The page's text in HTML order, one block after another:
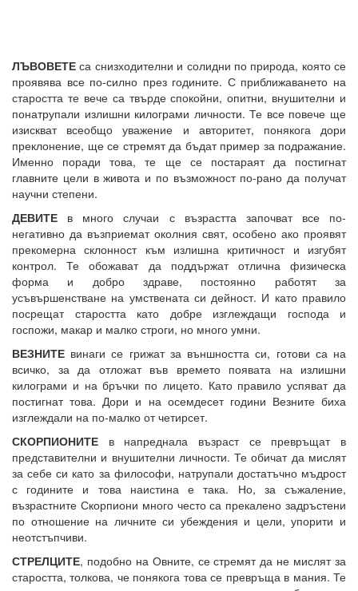
ЛЪВОВЕТЕ са снизходителни и солидни по природа, която се
проявява все по-силно през годините. С приближаването на
старостта те вече са твърде спокойни, опитни, внушителни и
понатрупали излишни килограми личности. Те все повече ще
изискват всеобщо уважение и авторитет, понякога дори
преклонение, ще се стремят да бъдат пример за подражание.
Именно поради това, те ще се постараят да постигнат
главните цели в живота и по възможност по-рано да получат
научни степени.
ДЕВИТЕ в много случаи с възрастта започват все по-
негативно да възприемат околния свят, особено ако проявят
прекомерна склонност към излишна критичност и изгубят
контрол. Те обожават да поддържат отлична физическа
форма и добро здраве, постоянно работят за
усъвършенстване на умствената си дейност. И като правило
посрещат старостта като добре изглеждащи господа и
госпожи, макар и малко строги, но много умни.
ВЕЗНИТЕ винаги се грижат за външността си, готови са на
всичко, за да отложат във времето появата на излишни
килограми и на бръчки по лицето. Като правило успяват да
постигнат това. Дори и на осемдесет години Везните биха
изглеждали на по-малко от четирсет.
СКОРПИОНИТЕ в напреднала възраст се превръщат в
представителни и внушителни личности. Те обичат да мислят
за себе си като за философи, натрупали достатъчно мъдрост
с годините и това наистина е така. Но, за съжаление,
възрастните Скорпиони много често са прекалено задръстени
по отношение на личните си убеждения и цели, упорити и
неотстъпчиви.
СТРЕЛЦИТЕ, подобно на Овните, се стремят да не мислят за
старостта, толкова, че понякога това се превръща в мания. Те